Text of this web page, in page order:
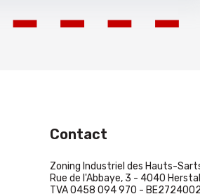
Contact
Zoning Industriel des Hauts-
Rue de l'Abbaye, 3 - 4040 Herstal
TVA 0458 094 970 -